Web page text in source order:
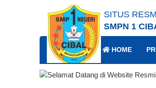
SITUS
SMPN 1
HOME